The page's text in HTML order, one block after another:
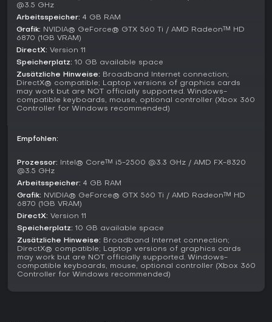
finden hier auch Jahre nach dem 2016er-Remaster ein
solides Erlebnis. Spieler loben den befriedigenden
Kampfschleife und die stimmungsvolle Welt, kritisieren aber
teils repetitive Quests. Mit einem OpenCritic-Score aus 37
Rezensionen und Community-Bewertungen um die 6,9 von 10
auf Plattformen wie IGN eignet es sich für Liebhaber
laufende Updates ist das Spiel komplett - ideal für PC-
Neulinge oder Rückkehrer.
@3.5 GHz
Arbeitsspeicher: 4 GB RAM
Grafik: NVIDIA® GeForce® GTX 560 Ti / AMD Radeon™ HD
6870 (1GB VRAM)
DirectX: Version 11
Speicherplatz: 10 GB available space
Zusätzliche Hinweise: Broadband Internet connection;
DirectX® compatible; Laptop versions of graphics cards
may work but are NOT officially supported. Windows-
compatible keyboards, mouse, optional controller (Xbox 360
Controller for Windows recommended)
Empfohlen:
Prozessor: Intel® Core™ i5-2500 @3.3 GHz / AMD FX-8320
@3.5 GHz
Arbeitsspeicher: 4 GB RAM
Grafik: NVIDIA® GeForce® GTX 560 Ti / AMD Radeon™ HD
6870 (1GB VRAM)
DirectX: Version 11
Speicherplatz: 10 GB available space
Zusätzliche Hinweise: Broadband Internet connection;
DirectX® compatible; Laptop versions of graphics cards
may work but are NOT officially supported. Windows-
compatible keyboards, mouse, optional controller (Xbox 360
Controller for Windows recommended)